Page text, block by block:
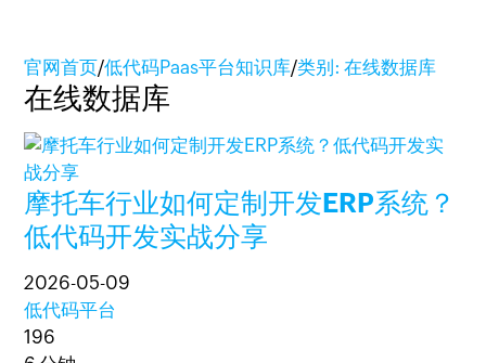
官网首页/低代码Paas平台知识库/类别: 在线数据库
在线数据库
摩托车行业如何定制开发ERP系统？
低代码开发实战分享
2026-05-09
低代码平台
196